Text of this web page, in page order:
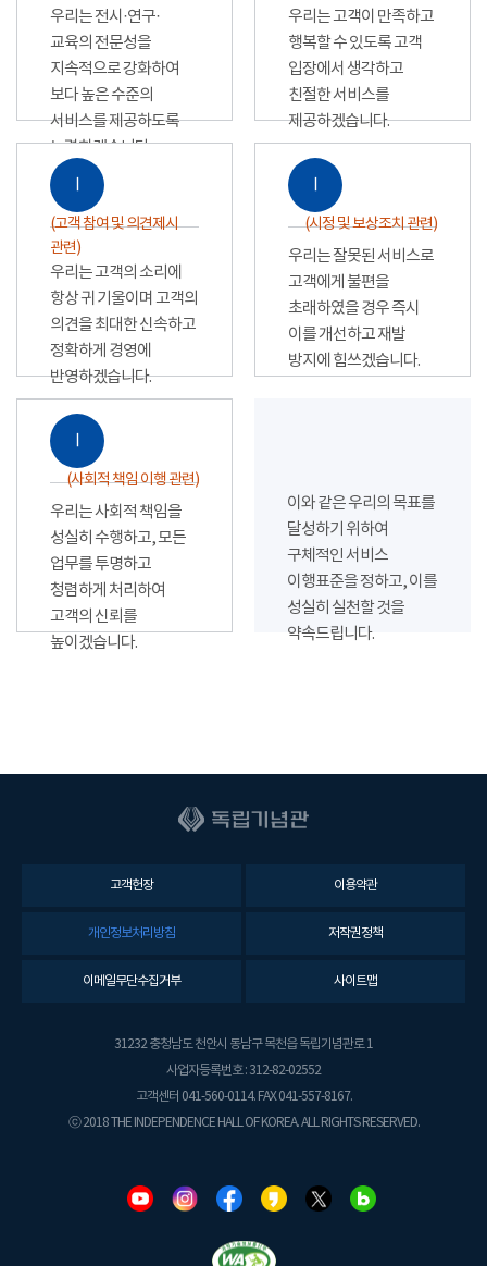
우리는 전시·연구·
교육의 전문성을
지속적으로 강화하여
보다 높은 수준의
서비스를 제공하도록
노력하겠습니다.
우리는 고객이 만족하고
행복할 수 있도록 고객
입장에서 생각하고
친절한 서비스를
제공하겠습니다.
Ⅰ
(고객 참여 및 의견제시
관련)
우리는 고객의 소리에
항상 귀 기울이며 고객의
의견을 최대한 신속하고
정확하게 경영에
반영하겠습니다.
Ⅰ
(시정 및 보상조치 관련)
우리는 잘못된 서비스로
고객에게 불편을
초래하였을 경우 즉시
이를 개선하고 재발
방지에 힘쓰겠습니다.
Ⅰ
(사회적 책임 이행 관련)
우리는 사회적 책임을
성실히 수행하고, 모든
업무를 투명하고
청렴하게 처리하여
고객의 신뢰를
높이겠습니다.
이와 같은 우리의 목표를
달성하기 위하여
구체적인 서비스
이행표준을 정하고, 이를
성실히 실천할 것을
약속드립니다.
고객헌장 이용약관
개인정보처리방침 저작권정책
이메일무단수집거부 사이트맵
31232 충청남도 천안시 동남구 목천읍 독립기념관로 1
사업자등록번호 : 312-82-02552
고객센터 041-560-0114. FAX 041-557-8167.
ⓒ 2018 THE INDEPENDENCE HALL OF KOREA. ALL RIGHTS RESERVED.